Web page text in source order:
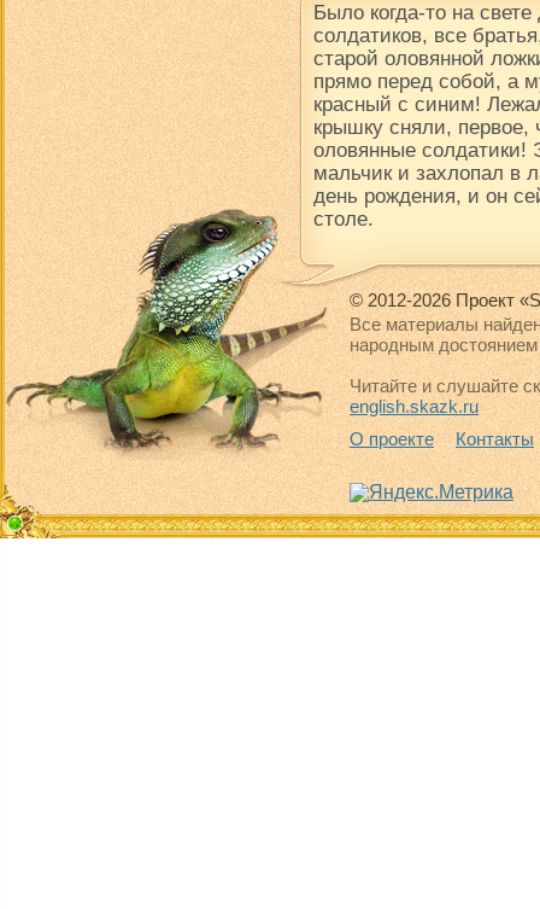
Было когда-то на
солдатиков, все
старой оловянной
прямо перед собой, а
красный с синим!
крышку сняли,
оловянные солдатики!
мальчик и захлопал в
день рождения, и он
столе.
© 2012-2026 Проект
Все материалы
народным достоянием
Читайте и слушайте
english.skazk.ru
О проекте
Контакты